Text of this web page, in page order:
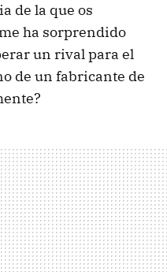
de la que os
ha sorprendido
un rival para el
de un fabricante de